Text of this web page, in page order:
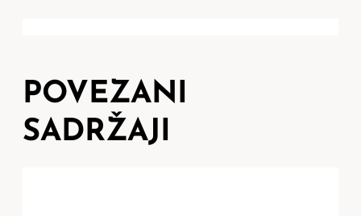
POVEZANI
SADRŽAJI